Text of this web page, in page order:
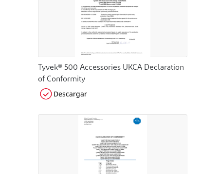
Tyvek® 500 Accessories UKCA Declaration
of Conformity
Descargar